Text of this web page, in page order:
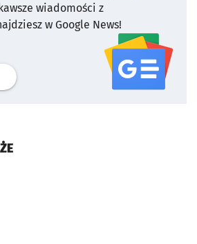
wiadomości z
w Google News!
profil serwisu